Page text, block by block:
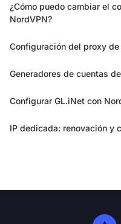
¿Cómo puedo cambiar el
NordVPN?
Configuración del proxy
Generadores de cuentas
Configurar GL.iNet con
IP dedicada: renovación y